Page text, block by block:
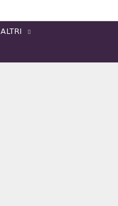
ALTRI